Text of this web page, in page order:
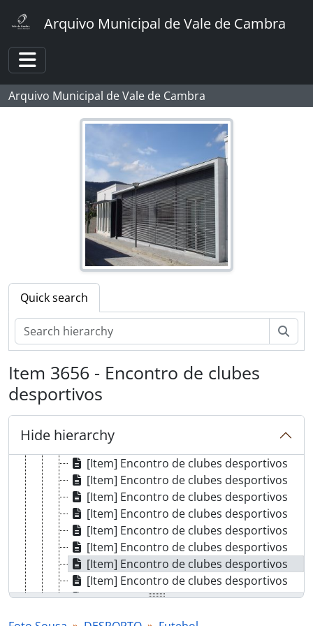
Arquivo Municipal de Vale de Cambra
Toggle navigation
Arquivo Municipal de Vale de Cambra
Quick search
Item 3656 - Encontro de clubes
desportivos
Hide hierarchy
[Fonds] Foto Sousa
[Part] CÂMARA MUNICIPAL
[Part] ASSEMBLEIA MUNICIPAL
[Part] JUNTAS DE FREGUESIA
[Part] MOVIMENTO CULTURAL
[Part] DESPORTO
[Series] Atletismo
[Series] Futebol
[Item] Clube desportivo
[Item] Clube desportivo
[Item] Clube desportivo, Vale de Cambra Sport Club
[Item] Clube desportivo
[Item] Clube desportivo, Vale de Cambra Sport Club
[Item] Clube desportivo
[Item] Clube desportivo, O Gandra de Cambra Futebol Clube
[Item] 1º campo de futebol no largo da feira
[Item] Clube desportivo, O Gandra de Cambra Futebol Clube
[Item] Construção do estádio municipal
[Item] Construção do estádio municipal
[Item] Construção do estádio municipal
[Item] Construção do estádio municipal
[Item] Encontro de clubes desportivos
[Item] Encontro de clubes desportivos
[Item] Encontro de clubes desportivos
[Item] Encontro de clubes desportivos
[Item] Encontro de clubes desportivos
[Item] Encontro de clubes desportivos
[Item] Encontro de clubes desportivos
[Item] Encontro de clubes desportivos
[Item] Encontro de clubes desportivos